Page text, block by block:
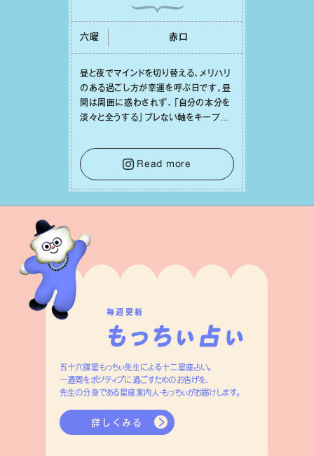
六曜 ⾚⼝
昼と夜でマインドを切り替える、メリハリ
のある過ごし⽅が幸運を呼ぶ⽇です。昼
間は周囲に惑わされず、「⾃分の本分を
淡々と全うする」ブレない軸をキープし
⾔葉に流されないよう、⼼にしっかりブ
レーキをかけること。この意識の切り替
えが、あなたに確かな安⼼感をもたらす
はずです。
Read more
毎週更新
五十六謀星もっちぃ先生による十二星座占い。
一週間をポジティブに過ごすためのお告げを、
先生の分身である星座案内人・もっちぃがお届けします。
詳しくみる